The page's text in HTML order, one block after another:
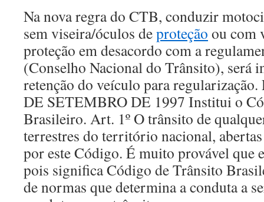
Na nova regra do CTB, conduzir
sem viseira/óculos deproteção ou com
proteção em desacordo com a
(Conselho Nacional do Trânsito), será
retenção do veículo para
DE SETEMBRO DE 1997 Institui o
Brasileiro. Art. 1º O trânsito de
terrestres do território nacional,
por este Código. É muito provável que
pois significa Código de Trânsito
de normas que determina a conduta a